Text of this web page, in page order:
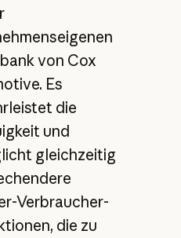
von Cox
Es
die
und
gleichzeitig
Verbraucher-
die zu